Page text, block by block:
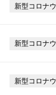
新型コロナ
新型コロナ
新型コロナ